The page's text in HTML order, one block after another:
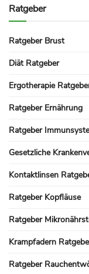
Ratgeber
Ratgeber Brust
Diät Ratgeber
Ergotherapie
Ratgeber Ernährung
Ratgeber
Gesetzliche
Kontaktlinsen
Ratgeber Kopfläuse
Ratgeber
Krampfadern
Ratgeber